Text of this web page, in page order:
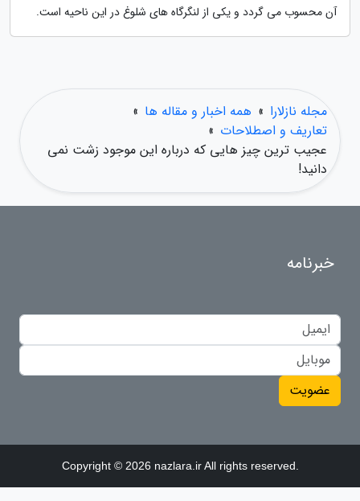
آن محسوب می گردد و یکی از لنگرگاه های شلوغ در این ناحیه است.
مجله نازلارا » همه اخبار و مقاله ها »
تعاریف و اصطلاحات »
عجیب ترین چیز هایی که درباره این موجود زشت نمی
دانید!
خبرنامه
عضویت
Copyright © 2026 nazlara.ir All rights reserved.